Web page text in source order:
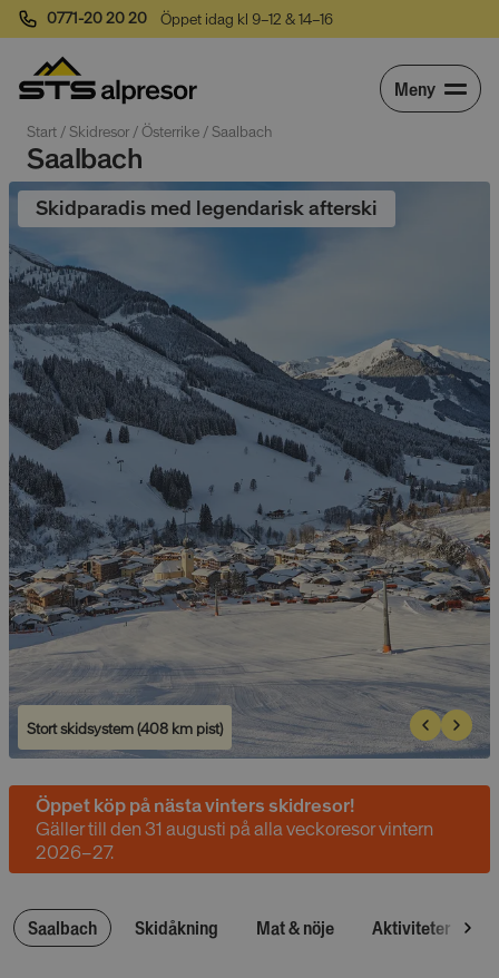
0771-20 20 20 Öppet idag kl 9–12 & 14–16
Meny
Start / Skidresor / Österrike / Saalbach
Saalbach
Skidparadis med legendarisk afterski
Stort skidsystem (408 km pist)
Öppet köp på nästa vinters skidresor!
Gäller till den 31 augusti på alla veckoresor vintern
2026–27.
Saalbach Skidåkning Mat & nöje Aktiviteter